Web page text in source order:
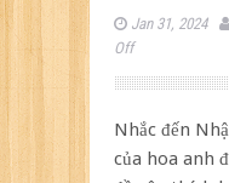
Jan 31, 2024
Offon
ngắm
mùa
anh
Nhắc đến
của hoa anh